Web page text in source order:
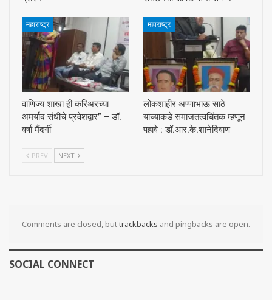
महाराष्ट्र
वाणिज्य शाखा ही करिअरच्या
अमर्याद संधींचे प्रवेशद्वार” – डॉ.
वर्षा मैंदर्गी
महाराष्ट्र
लोकशाहीर अण्णाभाऊ साठे
यांच्याकडे समाजतत्वचिंतक म्हणून
पहावे : डॉ.आर.के.शानेदिवाण
PREV NEXT
Comments are closed, buttrackbacks and pingbacks are open.
SOCIAL CONNECT